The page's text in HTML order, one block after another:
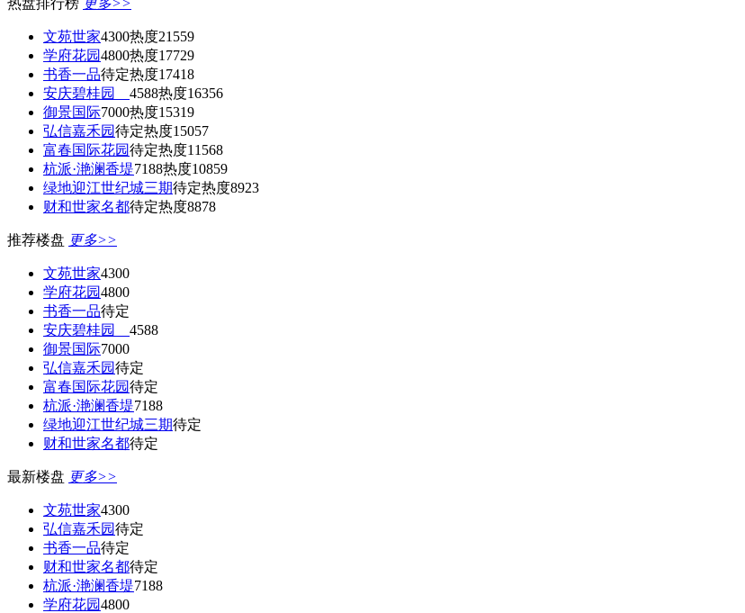
文苑世家4300热度21559
学府花园4800热度17729
书香一品待定热度17418
安庆碧桂园 4588热度16356
御景国际7000热度15319
弘信嘉禾园待定热度15057
富春国际花园待定热度11568
杭派·滟澜香堤7188热度10859
绿地迎江世纪城三期待定热度8923
财和世家名都待定热度8878
推荐楼盘 更多>>
文苑世家4300
学府花园4800
书香一品待定
安庆碧桂园 4588
御景国际7000
弘信嘉禾园待定
富春国际花园待定
杭派·滟澜香堤7188
绿地迎江世纪城三期待定
财和世家名都待定
最新楼盘 更多>>
文苑世家4300
弘信嘉禾园待定
书香一品待定
财和世家名都待定
杭派·滟澜香堤7188
学府花园4800